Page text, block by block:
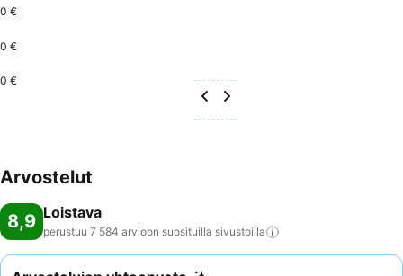
0 €
0 €
0 €
Arvostelut
8,9 Loistava
perustuu 7 584 arvioon suosituilla sivustoilla